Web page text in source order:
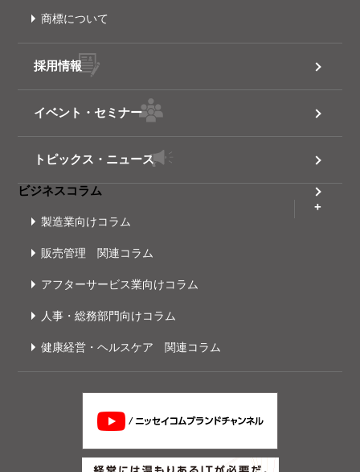
商標について
採用情報
イベント・セミナー
トピックス・ニュース
ビジネスコラム
製造業向けコラム
販売管理 関連コラム
アフターサービス業向けコラム
人事・総務部門向けコラム
健康経営・ヘルスケア 関連コラム